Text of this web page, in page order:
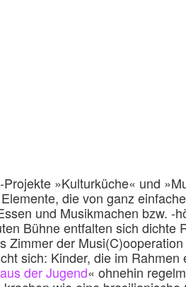
»Kulturküche« und
die von ganz
und Musikmachen bzw. -
Bühne entfalten sich dichte
Zimmer der
sich: Kinder, die im
der Jugend« ohnehin